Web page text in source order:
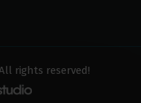
rights reserved!